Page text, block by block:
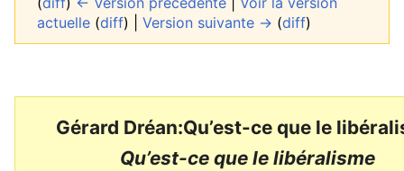
actuelle (diff) | Version suivante → (diff)
Gérard Dréan:Qu’est-ce que le
Qu’est-ce que le libéralisme